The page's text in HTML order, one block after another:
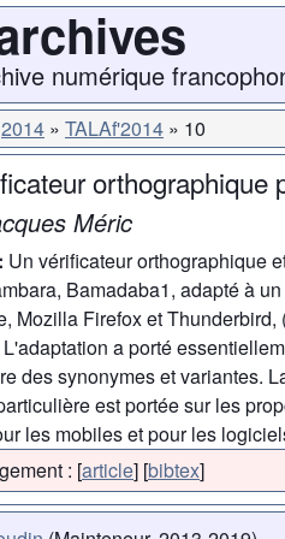
numérique
2014 TALAf'2014 10
orthographique
Méric
Un vérificateur orthographique
Bamadaba1, adapté à
Mozilla Firefox et
a porté
des synonymes et variantes.
est portée sur les
les mobiles et pour les
: [article] [bibtex]